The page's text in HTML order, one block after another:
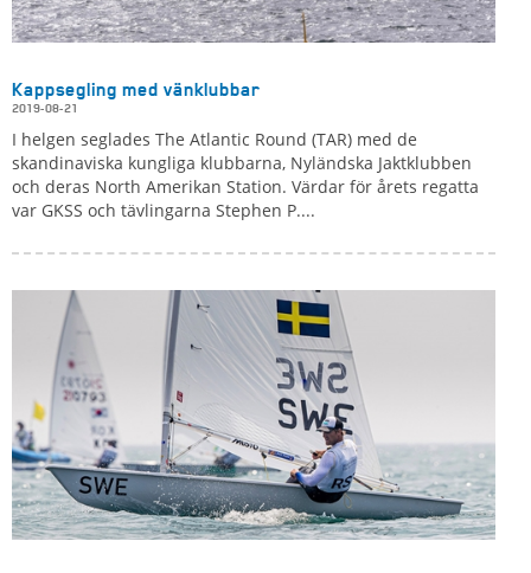
Kappsegling med vänklubbar
2019-08-21
I helgen seglades The Atlantic Round (TAR) med de
skandinaviska kungliga klubbarna, Nyländska Jaktklubben
och deras North Amerikan Station. Värdar för årets regatta
var GKSS och tävlingarna Stephen P....